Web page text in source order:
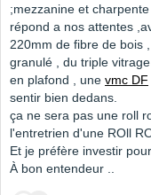
;mezzanine et
répond a nos attentes
220mm de fibre de bois
granulé , du triple
en plafond , une vmc DF
sentir bien dedans.
ça ne sera pas une roll
l'entretrien d'une ROll
Et je préfère investir
À bon entendeur ..